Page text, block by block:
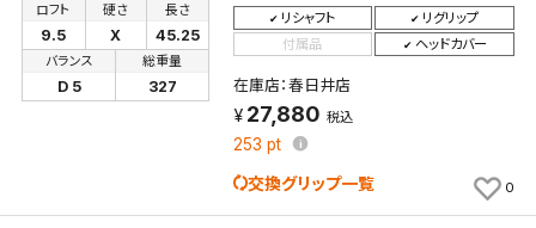
ロフト
9.5
硬さ
X
長さ
45.25
バランス
D 5
総重量
327
リシャフト
リグリップ
付属品
ヘッドカバー
在庫店：春日井店
27,880 税込
253 pt
交換グリップ一覧 0